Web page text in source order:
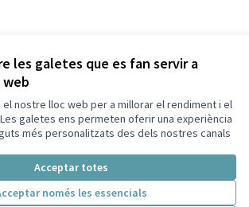
les galetes que es fan servir a
web
nostre lloc web per a millorar el rendiment i el
galetes ens permeten oferir una experiència
més personalitzats des dels nostres canals
Acceptar totes
només les essencials
d'ús
X
a Facebook
Cugat a Instagram
Sant Cugat a GitHub
extern)